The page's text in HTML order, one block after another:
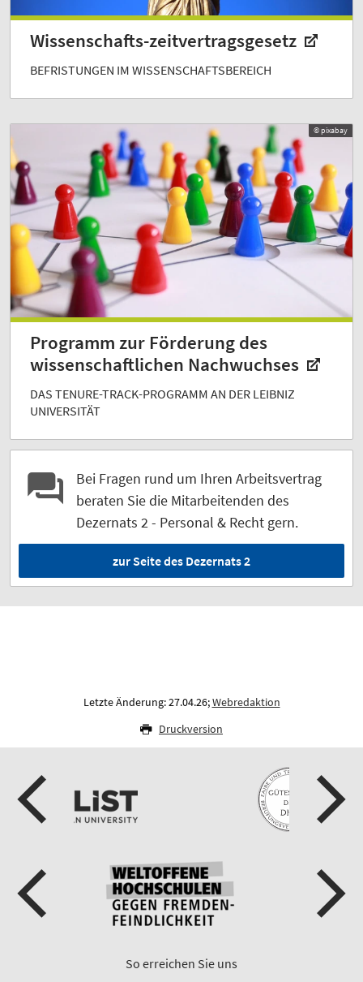
Wissenschafts-zeitvertragsgesetz
BEFRISTUNGEN IM WISSENSCHAFTSBEREICH
© pixabay
Programm zur Förderung des
wissenschaftlichen Nachwuchses
DAS TENURE-TRACK-PROGRAMM AN DER LEIBNIZ
UNIVERSITÄT
Bei Fragen rund um Ihren Arbeitsvertrag
beraten Sie die Mitarbeitenden des
Dezernats 2 - Personal & Recht gern.
zur Seite des Dezernats 2
Letzte Änderung: 27.04.26;Webredaktion
Druckversion
So erreichen Sie uns